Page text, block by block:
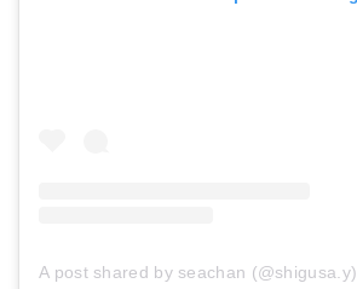
A post shared by seachan (@shigusa.y)